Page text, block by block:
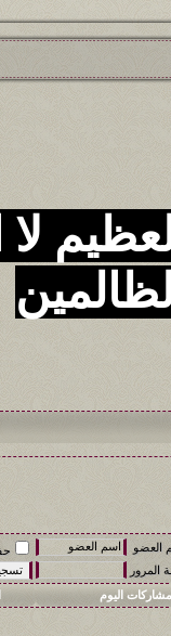
لا
العضو
المرور
مشاركات اليوم